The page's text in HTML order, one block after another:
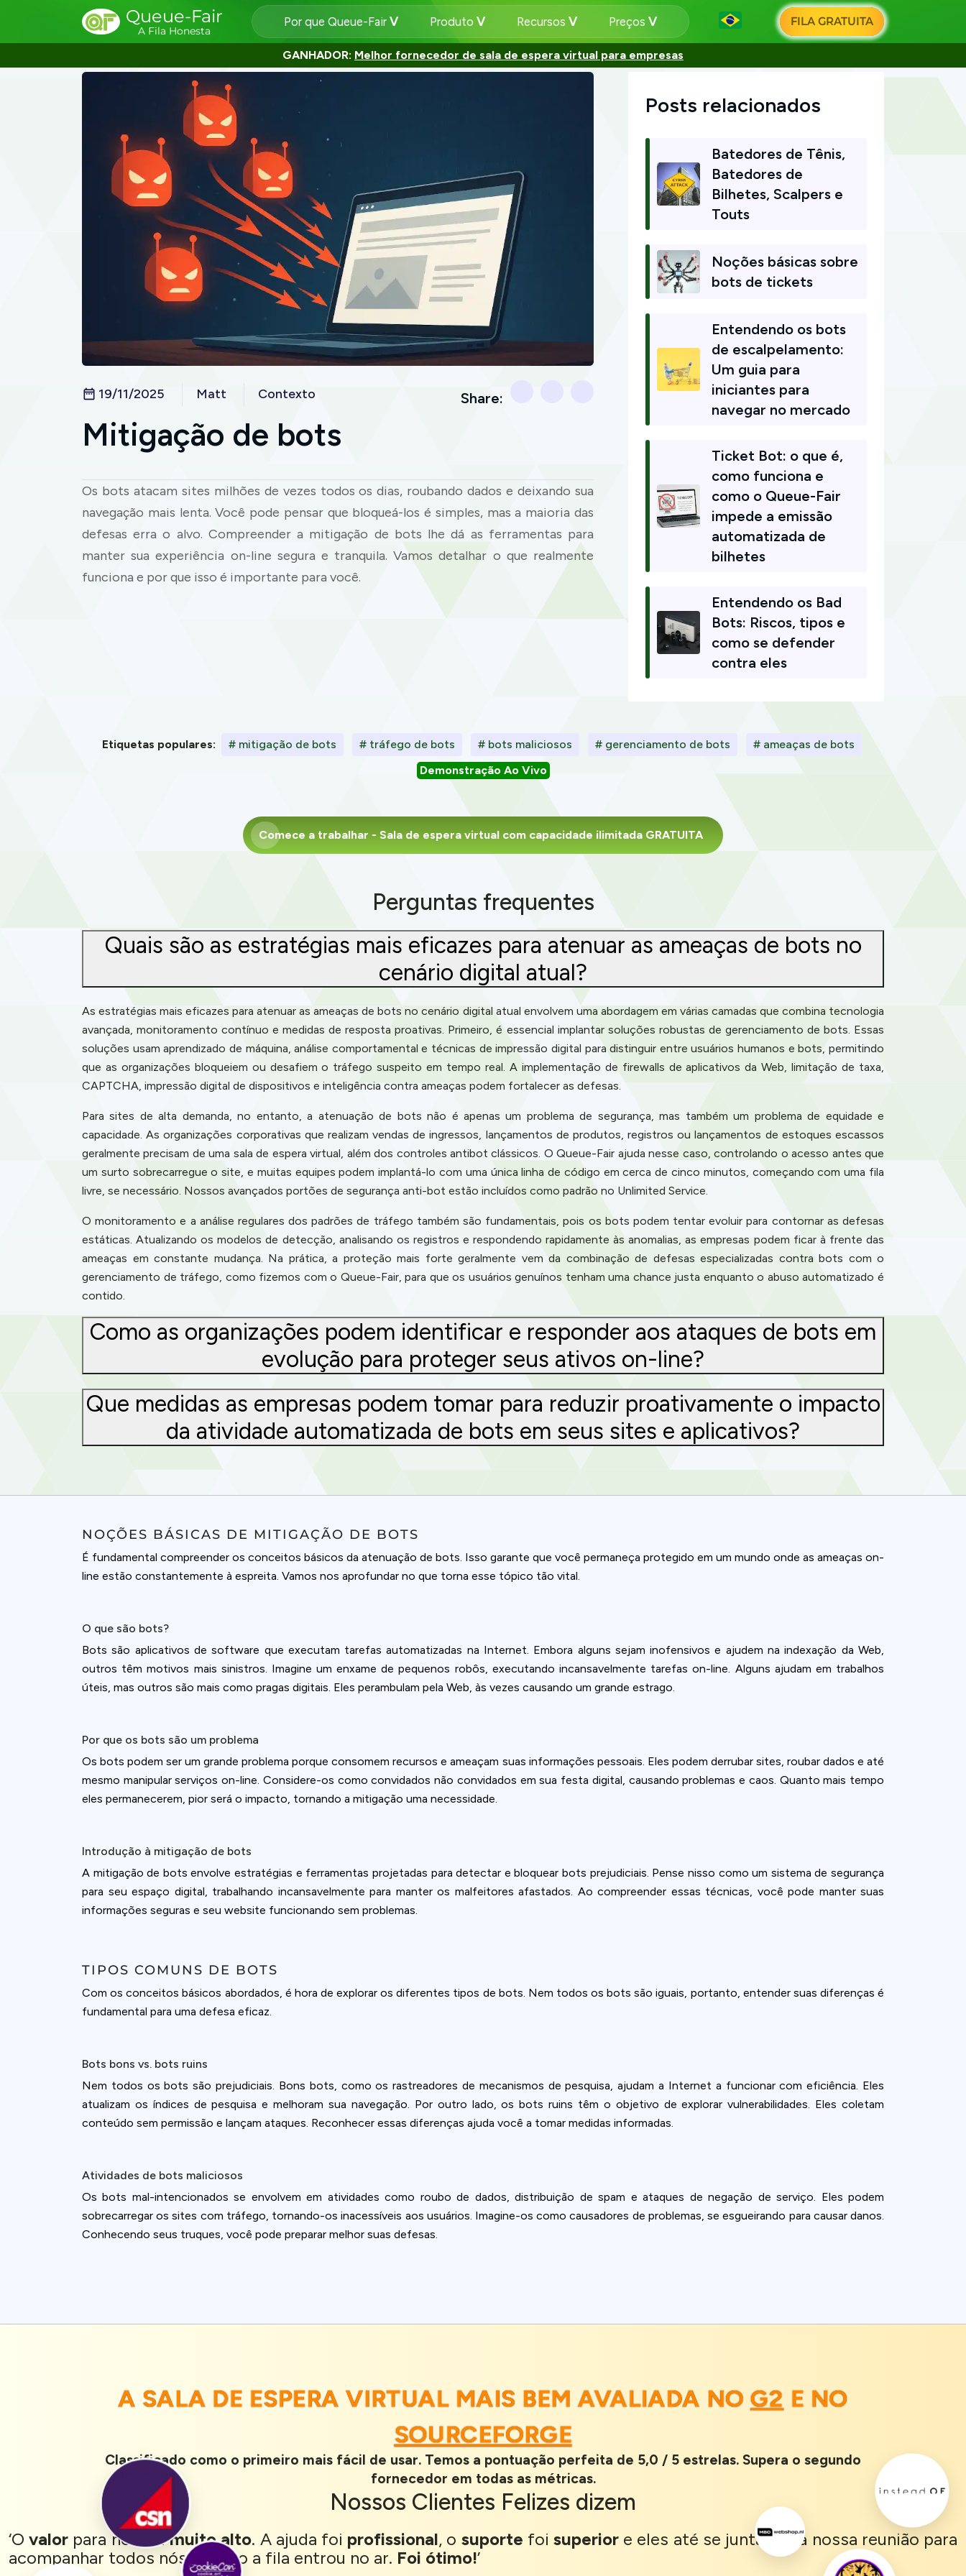
Queue-Fair
A Fila Honesta
Por que Queue-Fair Produto Recursos Preços FILA GRATUITA
GANHADOR: Melhor fornecedor de sala de espera virtual para empresas
19/11/2025 Matt Contexto Share:
Mitigação de bots
Os bots atacam sites milhões de vezes todos os dias, roubando dados e deixando sua
navegação mais lenta. Você pode pensar que bloqueá-los é simples, mas a maioria das
defesas erra o alvo. Compreender a mitigação de bots lhe dá as ferramentas para
manter sua experiência on-line segura e tranquila. Vamos detalhar o que realmente
funciona e por que isso é importante para você.
Posts relacionados
Batedores de Tênis,
Batedores de
Bilhetes, Scalpers e
Touts
Noções básicas sobre
bots de tickets
Entendendo os bots
de escalpelamento:
Um guia para
iniciantes para
navegar no mercado
Ticket Bot: o que é,
como funciona e
como o Queue-Fair
impede a emissão
automatizada de
bilhetes
Entendendo os Bad
Bots: Riscos, tipos e
como se defender
contra eles
Etiquetas populares: # mitigação de bots # tráfego de bots # bots maliciosos # gerenciamento de bots
# ameaças de bots
Demonstração Ao Vivo
Comece a trabalhar - Sala de espera virtual com capacidade ilimitada GRATUITA
Perguntas frequentes
Quais são as estratégias mais eficazes para atenuar as ameaças de bots no
cenário digital atual?
As estratégias mais eficazes para atenuar as ameaças de bots no cenário digital atual envolvem uma abordagem em várias camadas que combina tecnologia
avançada, monitoramento contínuo e medidas de resposta proativas. Primeiro, é essencial implantar soluções robustas de gerenciamento de bots. Essas
soluções usam aprendizado de máquina, análise comportamental e técnicas de impressão digital para distinguir entre usuários humanos e bots, permitindo
que as organizações bloqueiem ou desafiem o tráfego suspeito em tempo real. A implementação de firewalls de aplicativos da Web, limitação de taxa,
CAPTCHA, impressão digital de dispositivos e inteligência contra ameaças podem fortalecer as defesas.
Para sites de alta demanda, no entanto, a atenuação de bots não é apenas um problema de segurança, mas também um problema de equidade e
capacidade. As organizações corporativas que realizam vendas de ingressos, lançamentos de produtos, registros ou lançamentos de estoques escassos
geralmente precisam de uma sala de espera virtual, além dos controles antibot clássicos. O Queue-Fair ajuda nesse caso, controlando o acesso antes que
um surto sobrecarregue o site, e muitas equipes podem implantá-lo com uma única linha de código em cerca de cinco minutos, começando com uma fila
livre, se necessário. Nossos avançados portões de segurança anti-bot estão incluídos como padrão no Unlimited Service.
O monitoramento e a análise regulares dos padrões de tráfego também são fundamentais, pois os bots podem tentar evoluir para contornar as defesas
estáticas. Atualizando os modelos de detecção, analisando os registros e respondendo rapidamente às anomalias, as empresas podem ficar à frente das
ameaças em constante mudança. Na prática, a proteção mais forte geralmente vem da combinação de defesas especializadas contra bots com o
gerenciamento de tráfego, como fizemos com o Queue-Fair, para que os usuários genuínos tenham uma chance justa enquanto o abuso automatizado é
contido.
Como as organizações podem identificar e responder aos ataques de bots em
evolução para proteger seus ativos on-line?
Que medidas as empresas podem tomar para reduzir proativamente o impacto
da atividade automatizada de bots em seus sites e aplicativos?
NOÇÕES BÁSICAS DE MITIGAÇÃO DE BOTS
É fundamental compreender os conceitos básicos da atenuação de bots. Isso garante que você permaneça protegido em um mundo onde as ameaças on-
line estão constantemente à espreita. Vamos nos aprofundar no que torna esse tópico tão vital.
O que são bots?
Bots são aplicativos de software que executam tarefas automatizadas na Internet. Embora alguns sejam inofensivos e ajudem na indexação da Web,
outros têm motivos mais sinistros. Imagine um enxame de pequenos robôs, executando incansavelmente tarefas on-line. Alguns ajudam em trabalhos
úteis, mas outros são mais como pragas digitais. Eles perambulam pela Web, às vezes causando um grande estrago.
Por que os bots são um problema
Os bots podem ser um grande problema porque consomem recursos e ameaçam suas informações pessoais. Eles podem derrubar sites, roubar dados e até
mesmo manipular serviços on-line. Considere-os como convidados não convidados em sua festa digital, causando problemas e caos. Quanto mais tempo
eles permanecerem, pior será o impacto, tornando a mitigação uma necessidade.
Introdução à mitigação de bots
A mitigação de bots envolve estratégias e ferramentas projetadas para detectar e bloquear bots prejudiciais. Pense nisso como um sistema de segurança
para seu espaço digital, trabalhando incansavelmente para manter os malfeitores afastados. Ao compreender essas técnicas, você pode manter suas
informações seguras e seu website funcionando sem problemas.
TIPOS COMUNS DE BOTS
Com os conceitos básicos abordados, é hora de explorar os diferentes tipos de bots. Nem todos os bots são iguais, portanto, entender suas diferenças é
fundamental para uma defesa eficaz.
Bots bons vs. bots ruins
Nem todos os bots são prejudiciais. Bons bots, como os rastreadores de mecanismos de pesquisa, ajudam a Internet a funcionar com eficiência. Eles
atualizam os índices de pesquisa e melhoram sua navegação. Por outro lado, os bots ruins têm o objetivo de explorar vulnerabilidades. Eles coletam
conteúdo sem permissão e lançam ataques. Reconhecer essas diferenças ajuda você a tomar medidas informadas.
Atividades de bots maliciosos
Os bots mal-intencionados se envolvem em atividades como roubo de dados, distribuição de spam e ataques de negação de serviço. Eles podem
sobrecarregar os sites com tráfego, tornando-os inacessíveis aos usuários. Imagine-os como causadores de problemas, se esgueirando para causar danos.
Conhecendo seus truques, você pode preparar melhor suas defesas.
A SALA DE ESPERA VIRTUAL MAIS BEM AVALIADA NOG2E NO
SOURCEFORGE
Classificado como o primeiro mais fácil de usar. Temos a pontuação perfeita de 5,0 / 5 estrelas. Supera o segundo
fornecedor em todas as métricas.
Nossos Clientes Felizes dizem
‘Ovalor para nós foimuito alto. A ajuda foi profissional, o suporte foisuperior e eles até se juntaram à nossa reunião para
acompanhar todos nós quando a fila entrou no ar. Foi ótimo!’